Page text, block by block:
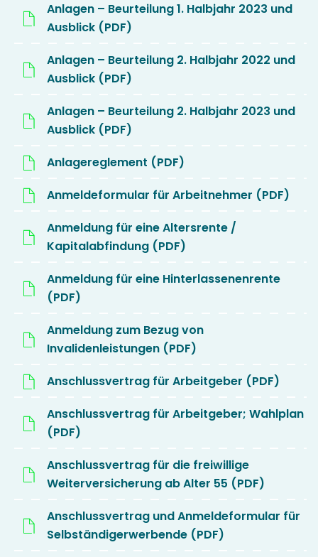
Anlagen – Beurteilung 1. Halbjahr 2023 und
Ausblick (PDF)
Anlagen – Beurteilung 2. Halbjahr 2022 und
Ausblick (PDF)
Anlagen – Beurteilung 2. Halbjahr 2023 und
Ausblick (PDF)
Anlagereglement (PDF)
Anmeldeformular für Arbeitnehmer (PDF)
Anmeldung für eine Altersrente /
Kapitalabfindung (PDF)
Anmeldung für eine Hinterlassenenrente
(PDF)
Anmeldung zum Bezug von
Invalidenleistungen (PDF)
Anschlussvertrag für Arbeitgeber (PDF)
Anschlussvertrag für Arbeitgeber; Wahlplan
(PDF)
Anschlussvertrag für die freiwillige
Weiterversicherung ab Alter 55 (PDF)
Anschlussvertrag und Anmeldeformular für
Selbständigerwerbende (PDF)